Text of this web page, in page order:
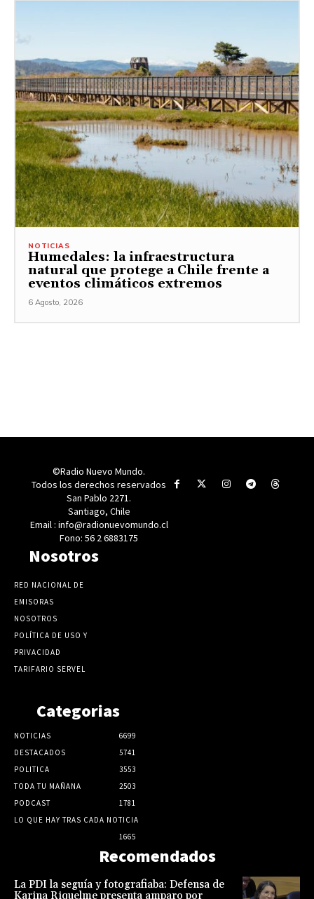
NOTICIAS
Humedales: la infraestructura
natural que protege a Chile frente a
eventos climáticos extremos
6 Agosto, 2026
©Radio Nuevo Mundo.
Todos los derechos reservados
San Pablo 2271.
Santiago, Chile
Email : info@radionuevomundo.cl
Fono: 56 2 6883175
Nosotros
RED NACIONAL DE
EMISORAS
NOSOTROS
POLÍTICA DE USO Y
PRIVACIDAD
TARIFARIO SERVEL
Categorias
NOTICIAS
6699
DESTACADOS
5741
POLITICA
3553
TODA TU MAÑANA
2503
PODCAST
1781
LO QUE HAY TRAS CADA NOTICIA
1665
Recomendados
La PDI la seguía y fotografiaba: Defensa de
Karina Riquelme presenta amparo por